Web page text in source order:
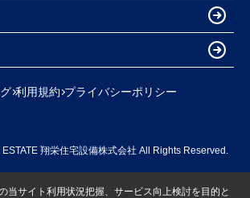
利用規約 プライバシーポリシー
翔栄住宅設備株式会社 All Rights Reserved.
当サイト利用状況把握、サービス向上検討を目的と